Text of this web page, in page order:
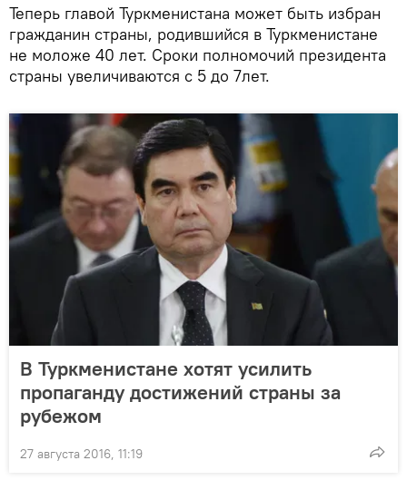
Теперь главой Туркменистана может быть избран
гражданин страны, родившийся в Туркменистане
не моложе 40 лет. Сроки полномочий президента
страны увеличиваются с 5 до 7лет.
В Туркменистане хотят усилить
пропаганду достижений страны за
рубежом
27 августа 2016, 11:19